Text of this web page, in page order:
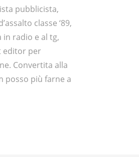
pubblicista,
classe ‘89,
in radio e al tg,
editor per
Convertita alla
posso più farne a